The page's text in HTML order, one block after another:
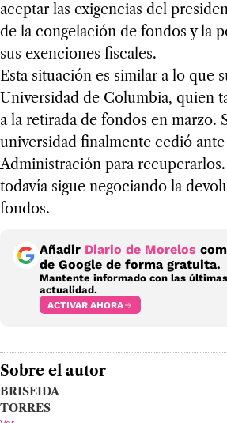
aceptar las exigencias del
de la congelación de fondos y la
sus exenciones fiscales.
Esta situación es similar a lo que
Universidad de Columbia, quien
a la retirada de fondos en marzo.
universidad finalmente cedió ante
Administración para
todavía sigue negociando la
fondos.
Añadir Diario de Morelos
de Google de forma gratuita.
Mantente informado con las
actualidad.
ACTIVAR AHORA
Sobre el autor
BRISEIDA
TORRES